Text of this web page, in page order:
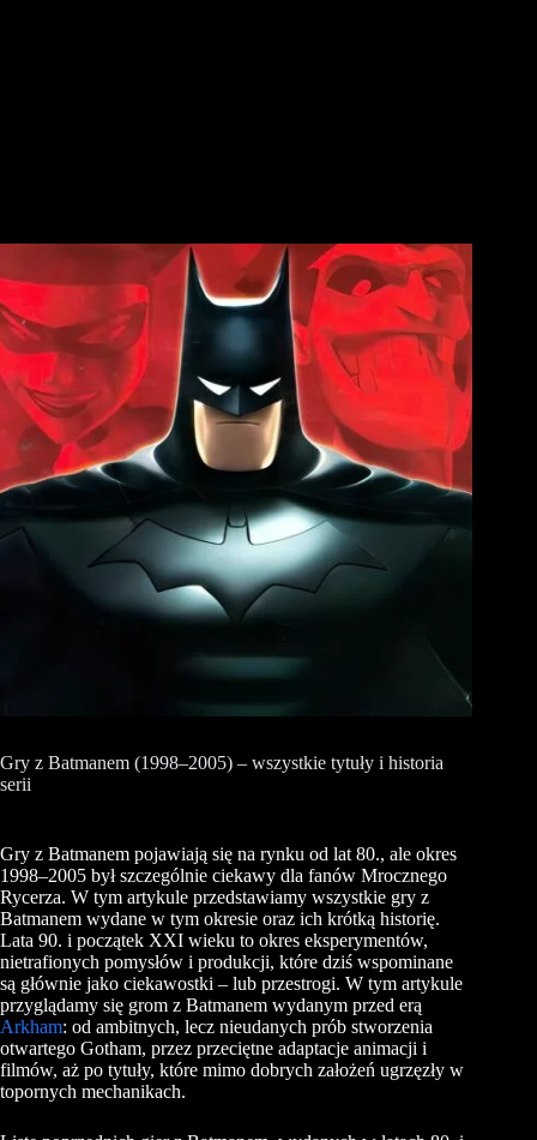
Gry z Batmanem (1998–2005) – wszystkie tytuły i historia
serii
Gry z Batmanem pojawiają się na rynku od lat 80., ale okres
1998–2005 był szczególnie ciekawy dla fanów Mrocznego
Rycerza. W tym artykule przedstawiamy wszystkie gry z
Batmanem wydane w tym okresie oraz ich krótką historię.
Lata 90. i początek XXI wieku to okres eksperymentów,
nietrafionych pomysłów i produkcji, które dziś wspominane
są głównie jako ciekawostki – lub przestrogi. W tym artykule
przyglądamy się grom z Batmanem wydanym przed erą
Arkham: od ambitnych, lecz nieudanych prób stworzenia
otwartego Gotham, przez przeciętne adaptacje animacji i
filmów, aż po tytuły, które mimo dobrych założeń ugrzęzły w
topornych mechanikach.